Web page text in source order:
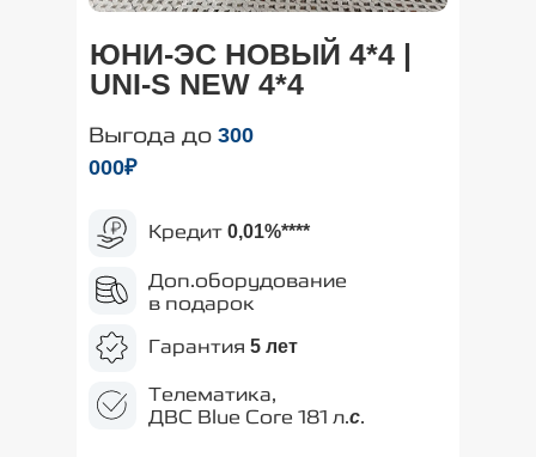
ЮНИ-ЭС НОВЫЙ 4*4 |
UNI-S NEW 4*4
Кредит 0,01%****
Доп.оборудование
в подарок
Выгода до 300
000₽
Гарантия 5 лет
Телематика,
ДВС Blue Core 181 л.с.